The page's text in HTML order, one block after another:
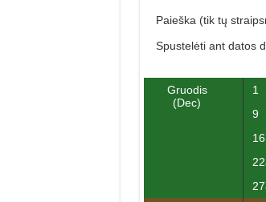
Paieška (tik tų
Spustelėti ant datos
Gruodis
(Dec)
1
9
16